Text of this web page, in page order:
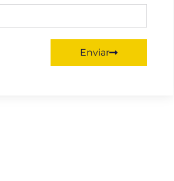
Enviar